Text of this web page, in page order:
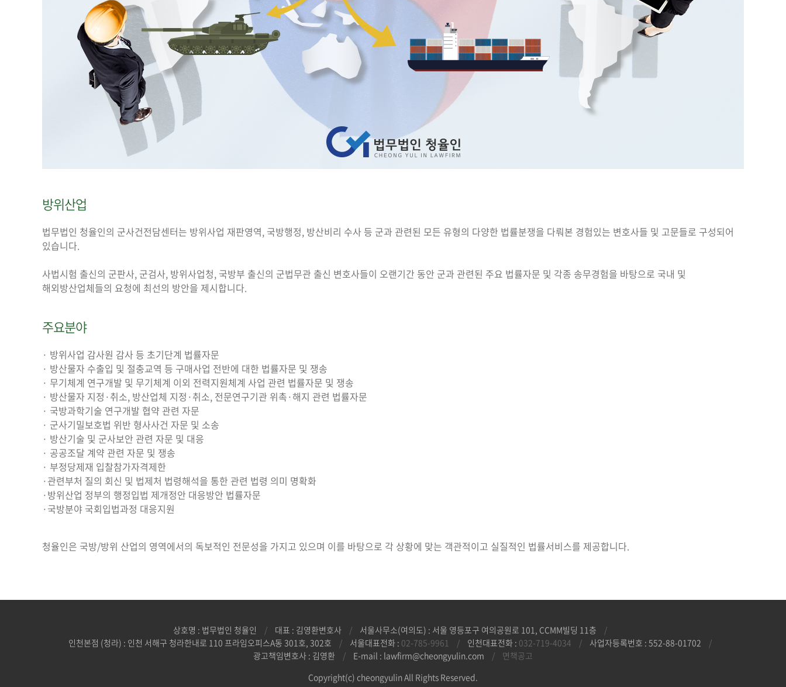
방위산업
법무법인 청율인의 군사건전담센터는 방위사업 재판영역, 국방행정, 방산비리 수사 등 군과 관련된 모든 유형의 다양한 법률분쟁을 다뤄본 경험있는 변호사들 및 고문들로 구성되어
있습니다.
사법시험 출신의 군판사, 군검사, 방위사업청, 국방부 출신의 군법무관 출신 변호사들이 오랜기간 동안 군과 관련된 주요 법률자문 및 각종 송무경험을 바탕으로 국내 및
해외방산업체들의 요청에 최선의 방안을 제시합니다.
주요분야
· 방위사업 감사원 감사 등 초기단계 법률자문
· 방산물자 수출입 및 절충교역 등 구매사업 전반에 대한 법률자문 및 쟁송
· 무기체계 연구개발 및 무기체계 이외 전력지원체계 사업 관련 법률자문 및 쟁송
· 방산물자 지정·취소, 방산업체 지정·취소, 전문연구기관 위촉·해지 관련 법률자문
· 국방과학기술 연구개발 협약 관련 자문
· 군사기밀보호법 위반 형사사건 자문 및 소송
· 방산기술 및 군사보안 관련 자문 및 대응
· 공공조달 계약 관련 자문 및 쟁송
· 부정당제재 입찰참가자격제한
·관련부처 질의 회신 및 법제처 법령해석을 통한 관련 법령 의미 명확화
·방위산업 정부의 행정입법 제개정안 대응방안 법률자문
·국방분야 국회입법과정 대응지원
청율인은 국방/방위 산업의 영역에서의 독보적인 전문성을 가지고 있으며 이를 바탕으로 각 상황에 맞는 객관적이고 실질적인 법률서비스를 제공합니다.
상호명 : 법무법인 청율인 / 대표 : 김영환변호사 / 서울사무소(여의도) : 서울 영등포구 여의공원로 101, CCMM빌딩 11층
/
인천본점 (청라) : 인천 서해구 청라한내로 110 프라임오피스A동 301호, 302호
/ 서울대표전화 : 02-785-9961 / 인천대표전화 : 032-719-4034 / 사업자등록번호 : 552-88-01702
/
광고책임변호사 : 김영환
/ E-mail : lawfirm@cheongyulin.com /
면책공고
Copyright(c) cheongyulin All Rights Reserved.